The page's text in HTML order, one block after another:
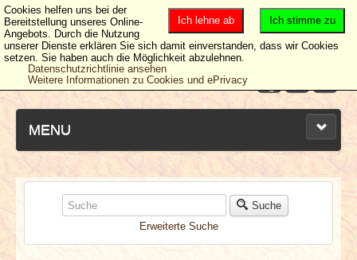
MENU
NEUESTE ARTIKEL
NEWS & DATES
Suche
Erweiterte Suche
Ich stimme zu
Ich lehne ab
Cookies helfen uns bei der
Bereitstellung unseres Online-
Angebots. Durch die Nutzung
unserer Dienste erklären Sie sich damit einverstanden, dass wir Cookies
setzen. Sie haben auch die Möglichkeit abzulehnen.
Datenschutzrichtlinie ansehen
Weitere Informationen zu Cookies und ePrivacy